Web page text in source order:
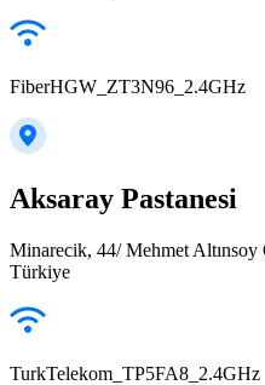
FiberHGW_ZT3N96_2.4GHz
Aksaray Pastanesi
Minarecik, 44/ Mehmet
Türkiye
TurkTelekom_TP5FA8_2.4GHz